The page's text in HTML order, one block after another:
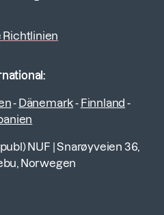
Richtlinien
- Dänemark- Finnland -
NUF |Snarøyveien 36,
Norwegen